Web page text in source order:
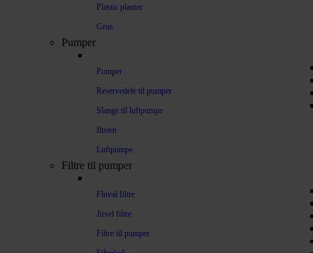
Plastic planter
Grus
Pumper
Pumper
Reservedele til pumper
Slange til luftpumpe
Iltsten
Luftpumpe
Filtre til pumper
Fluval filtre
Juvel filtre
Filtre til pumper